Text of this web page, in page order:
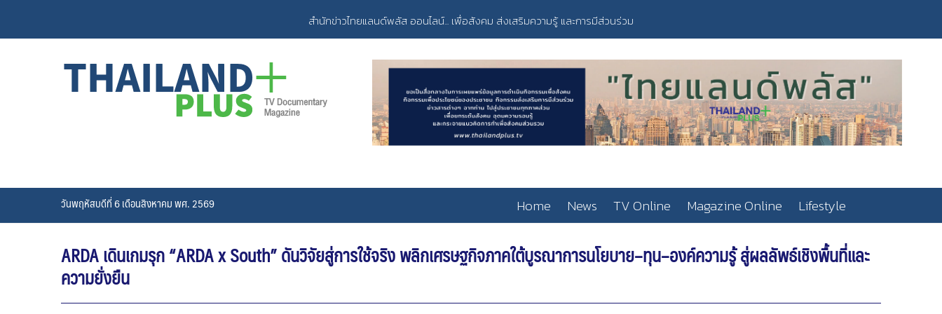
content
สำนักข่าวไทยแลนด์พลัส ออนไลน์... เพื่อสังคม ส่งเสริมความรู้ และการมีส่วนร่วม
วันพฤหัสบดีที่ 6 เดือนสิงหาคม พศ. 2569 Home News TV Online Magazine Online Lifestyle
ARDA เดินเกมรุก “ARDA x South” ดันวิจัยสู่การใช้จริง พลิกเศรษฐกิจภาคใต้บูรณาการนโยบาย–ทุน–องค์ความรู้ สู่ผลลัพธ์เชิงพื้นที่และ
ความยั่งยืน